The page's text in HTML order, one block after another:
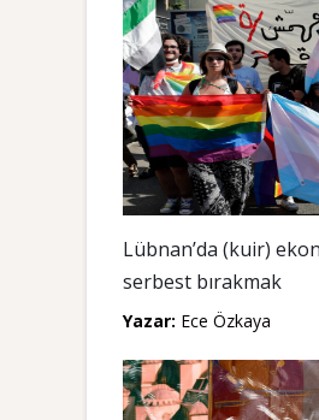
Lübnan’da (kuir)
serbest bırakmak
Yazar: Ece Özkaya